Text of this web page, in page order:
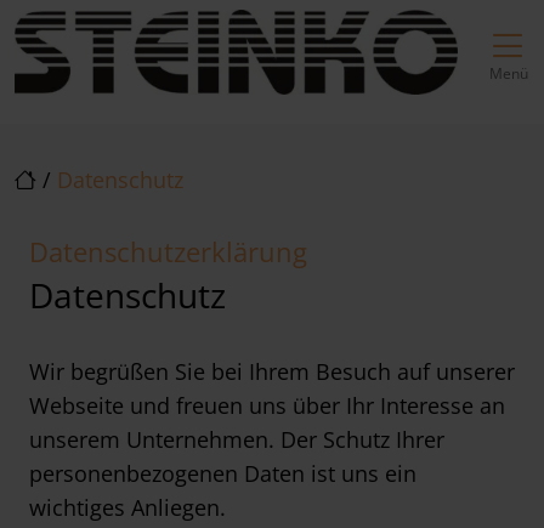
zur Top-Navigation
zur Hauptnavigation
Inhalt springen
zum Footer
Hauptnavigation
Menü
/ Datenschutz
Datenschutzerklärung
Datenschutz
Wir begrüßen Sie bei Ihrem Besuch auf unserer
Webseite und freuen uns über Ihr Interesse an
unserem Unternehmen. Der Schutz Ihrer
personenbezogenen Daten ist uns ein
wichtiges Anliegen.